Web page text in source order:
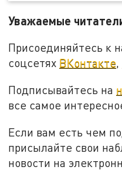
Уважаемые
Присоединяйтесь к
соцсетях ВКонтакте,
Подписывайтесь на
все самое
Если вам есть чем
присылайте свои
новости на